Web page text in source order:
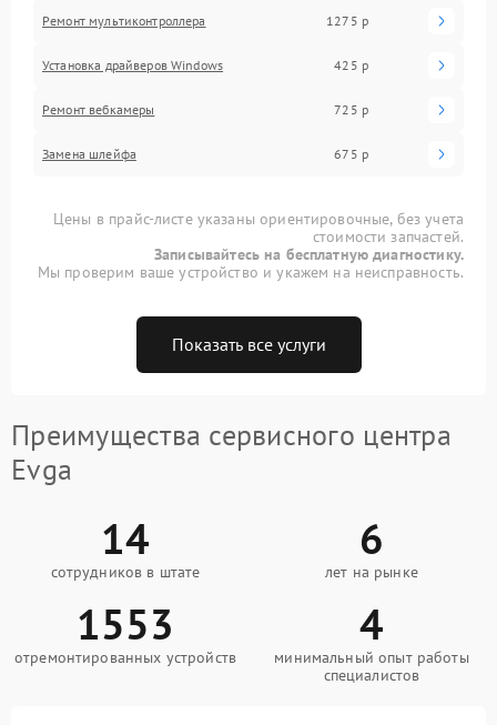
Ремонт мультиконтроллера 1275 р
Установка драйверов Windows 425 р
Ремонт вебкамеры 725 р
Замена шлейфа 675 р
Цены в прайс-листе указаны ориентировочные, без учета
стоимости запчастей.
Записывайтесь на бесплатную диагностику.
Мы проверим ваше устройство и укажем на неисправность.
Показать все услуги
Преимущества сервисного центра
Evga
14
сотрудников в штате
6
лет на рынке
1553
отремонтированных устройств
4
минимальный опыт работы
специалистов